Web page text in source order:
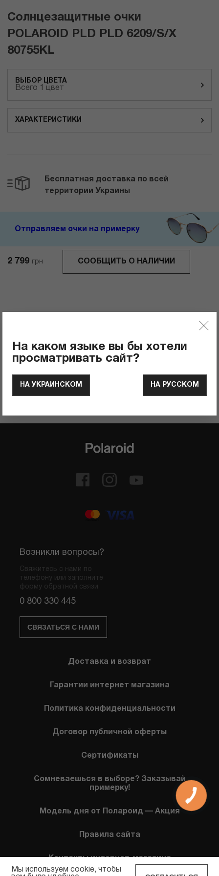
Солнцезащитные очки
POLAROID PLD PLD 6209/S/X
80755KL
ВЫБОР ЦВЕТА
Всего 1 цвет
ХАРАКТЕРИСТИКИ
2 799 грн СООБЩИТЬ О НАЛИЧИИ
Бесплатная доставка по всей
территории Украины
Отправляем очки на примерку
0
ОСТАВИТЬ ОТЗЫВ
Возникли вопросы?
Свяжитесь с нами по
телефону или заполните
форму обратной связи
0 800 330 445
СВЯЗАТЬСЯ С НАМИ
Доставка и возврат
Гарантии интернет магазина
Политика конфиденциальности
Договор публичной оферты
Сертификаты
Сомневаешься в выборе? Заказывай
примерку!
Модель дня от Полароид — Акция
Правила сайта
Контакты интернет-магазина
На каком языке вы бы хотели
просматривать сайт?
НА УКРАИНСКОМ НА РУССКОМ
Мы используем cookie, чтобы